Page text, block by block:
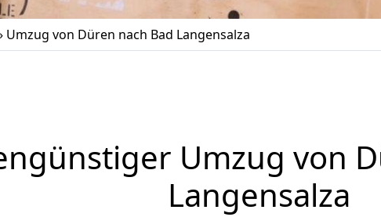
Umzug von Düren nach Bad Langensalza
Umzug von
Langensalza